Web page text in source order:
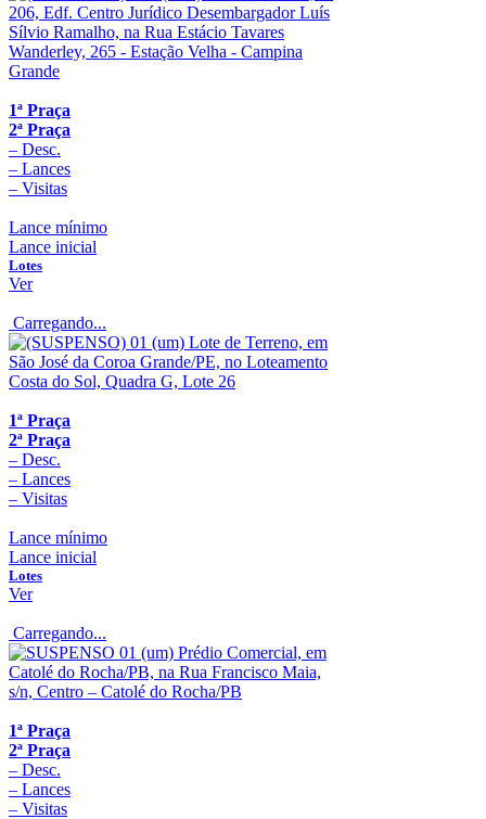
1ª Praça
2ª Praça
– Desc.
– Lances
– Visitas
Lance mínimo
Lance inicial
Lotes
Ver
Carregando...
1ª Praça
2ª Praça
– Desc.
– Lances
– Visitas
Lance mínimo
Lance inicial
Lotes
Ver
Carregando...
1ª Praça
2ª Praça
– Desc.
– Lances
– Visitas